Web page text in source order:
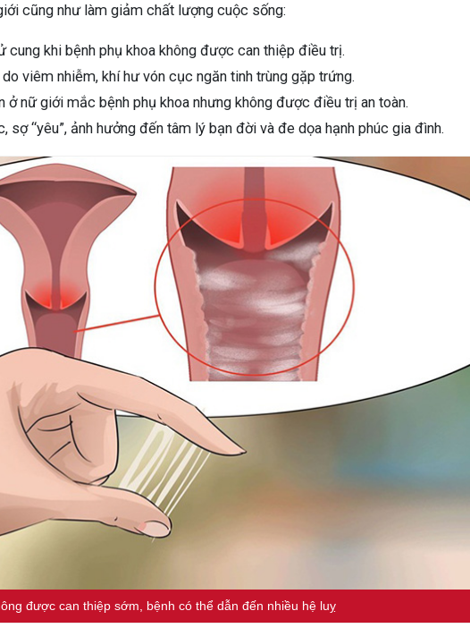
cũng như làm giảm chất lượng cuộc sống:
cung khi bệnh phụ khoa không được can thiệp điều trị.
viêm nhiễm, khí hư vón cục ngăn tinh trùng gặp trứng.
ở nữ giới mắc bệnh phụ khoa nhưng không được điều trị an toàn.
sợ “yêu”, ảnh hưởng đến tâm lý bạn đời và đe dọa hạnh phúc gia đình.
được can thiệp sớm, bệnh có thể dẫn đến nhiều hệ luỵ